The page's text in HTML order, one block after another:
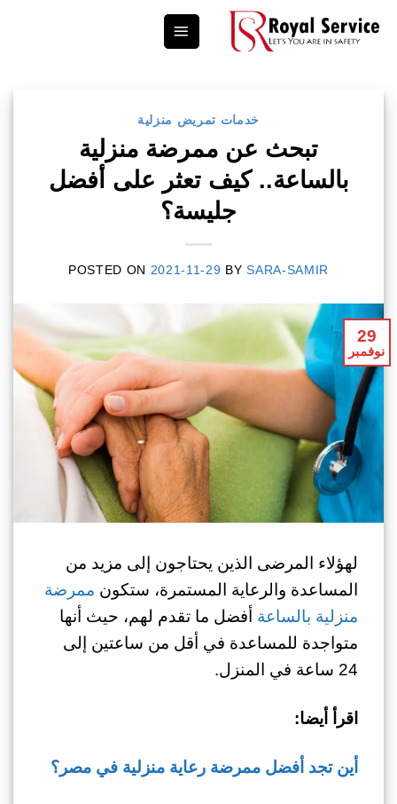
خدمات تمريض منزلية
تبحث عن ممرضة منزلية
بالساعة.. كيف تعثر على أفضل
جليسة؟
POSTED ON 2021-11-29 BYSARA-SAMIR
29
نوفمبر
لهؤلاء المرضى الذين يحتاجون إلى مزيد من
المساعدة والرعاية المستمرة، ستكون ممرضة
منزلية بالساعة أفضل ما تقدم لهم، حيث أنها
متواجدة للمساعدة في أقل من ساعتين إلى
24 ساعة في المنزل.
اقرأ أيضا:
أين تجد أفضل ممرضة رعاية منزلية في مصر؟